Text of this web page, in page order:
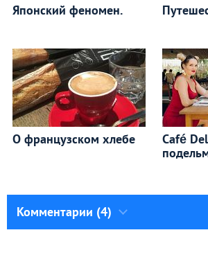
Японский феномен.
О французском хлебе
Café
Комментарии (4)